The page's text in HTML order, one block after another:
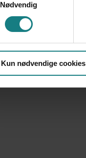
Nødvendig
Kun nødvendige cookies